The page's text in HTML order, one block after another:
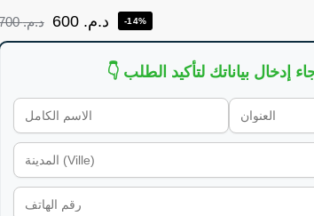
د.م.700 د.م. 600 -14%